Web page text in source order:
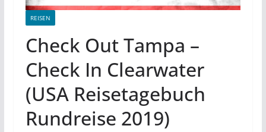
REISEN
Check Out Tampa –
Check In Clearwater
(USA Reisetagebuch
Rundreise 2019)